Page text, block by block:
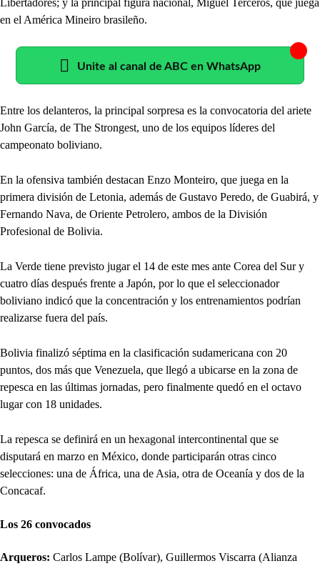
Libertadores; y la principal figura nacional, Miguel Terceros, que juega
en el América Mineiro brasileño.
Unite al canal de ABC en WhatsApp
Entre los delanteros, la principal sorpresa es la convocatoria del ariete
John García, de The Strongest, uno de los equipos líderes del
campeonato boliviano.
En la ofensiva también destacan Enzo Monteiro, que juega en la
primera división de Letonia, además de Gustavo Peredo, de Guabirá, y
Fernando Nava, de Oriente Petrolero, ambos de la División
Profesional de Bolivia.
La Verde tiene previsto jugar el 14 de este mes ante Corea del Sur y
cuatro días después frente a Japón, por lo que el seleccionador
boliviano indicó que la concentración y los entrenamientos podrían
realizarse fuera del país.
Bolivia finalizó séptima en la clasificación sudamericana con 20
puntos, dos más que Venezuela, que llegó a ubicarse en la zona de
repesca en las últimas jornadas, pero finalmente quedó en el octavo
lugar con 18 unidades.
La repesca se definirá en un hexagonal intercontinental que se
disputará en marzo en México, donde participarán otras cinco
selecciones: una de África, una de Asia, otra de Oceanía y dos de la
Concacaf.
Los 26 convocados
Arqueros: Carlos Lampe (Bolívar), Guillermos Viscarra (Alianza